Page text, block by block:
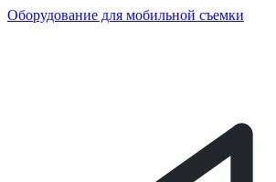
Оборудование для мобильной съемки